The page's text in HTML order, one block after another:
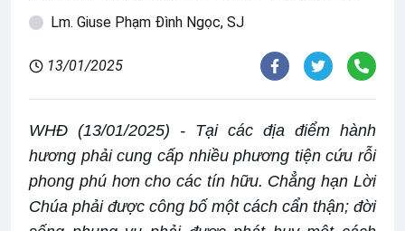
Lm. Giuse Phạm Đình Ngọc, SJ
13/01/2025
WHĐ (13/01/2025) - Tại các địa điểm hành
hương phải cung cấp nhiều phương tiện cứu rỗi
phong phú hơn cho các tín hữu. Chẳng hạn Lời
Chúa phải được công bố một cách cẩn thận; đời